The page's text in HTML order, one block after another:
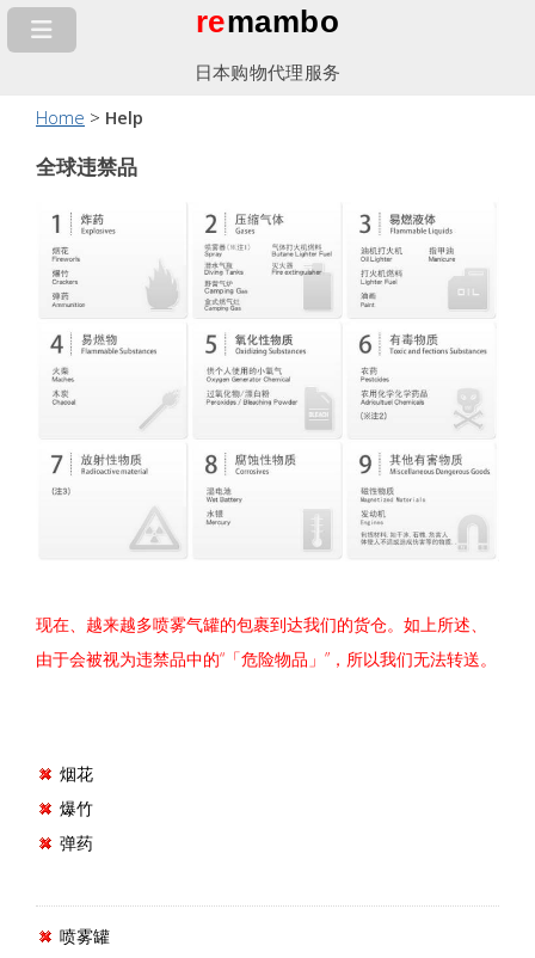
remambo
日本购物代理服务
Home > Help
全球违禁品
现在、越来越多喷雾气罐的包裹到达我们的货仓。如上所述、
由于会被视为违禁品中的“「危险物品」”，所以我们无法转送。
烟花
爆竹
弹药
喷雾罐